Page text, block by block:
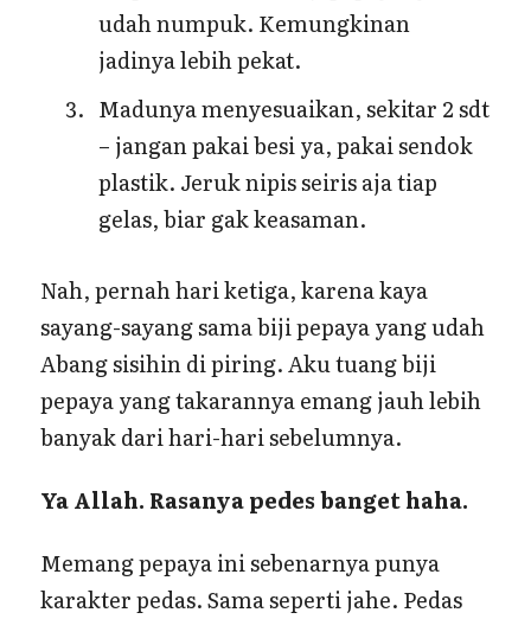
udah numpuk. Kemungkinan
jadinya lebih pekat.
Madunya menyesuaikan, sekitar 2 sdt
– jangan pakai besi ya, pakai sendok
plastik. Jeruk nipis seiris aja tiap
gelas, biar gak keasaman.
Nah, pernah hari ketiga, karena kaya
sayang-sayang sama biji pepaya yang udah
Abang sisihin di piring. Aku tuang biji
pepaya yang takarannya emang jauh lebih
banyak dari hari-hari sebelumnya.
Ya Allah. Rasanya pedes banget haha.
Memang pepaya ini sebenarnya punya
karakter pedas. Sama seperti jahe. Pedas